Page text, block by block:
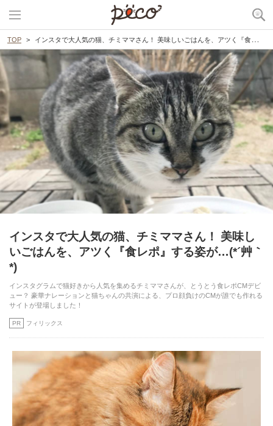
TOP インスタで大人気の猫、チミママさん！ 美味しいごはんを、アツく『食レポ』する姿が…(*´艸｀*)
インスタで大人気の猫、チミママさん！ 美味し
いごはんを、アツく『食レポ』する姿が…(*´艸｀
*)
インスタグラムで猫好きから人気を集めるチミママさんが、とうとう食レポCMデビ
ュー？ 豪華ナレーションと猫ちゃんの共演による、プロ顔負けのCMが誰でも作れる
サイトが登場しました！
PR フィリックス